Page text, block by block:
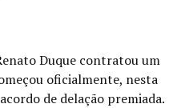
Duque contratou um
oficialmente, nesta
de delação premiada.